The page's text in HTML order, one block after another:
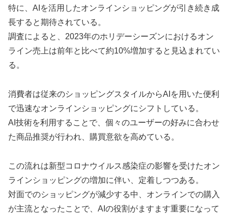
特に、AIを活用したオンラインショッピングが引き続き成
長すると期待されている。
調査によると、2023年のホリデーシーズンにおけるオン
ライン売上は前年と比べて約10%増加すると見込まれてい
る。
消費者は従来のショッピングスタイルからAIを用いた便利
で迅速なオンラインショッピングにシフトしている。
AI技術を利用することで、個々のユーザーの好みに合わせ
た商品推奨が行われ、購買意欲を高めている。
この流れは新型コロナウイルス感染症の影響を受けたオン
ラインショッピングの増加に伴い、定着しつつある。
対面でのショッピングが減少する中、オンラインでの購入
が主流となったことで、AIの役割がますます重要になって